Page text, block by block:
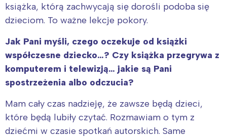
książka, którą zachwycają się dorośli podoba się
dzieciom. To ważne lekcje pokory.
Jak Pani myśli, czego oczekuje od książki
współczesne dziecko…? Czy książka przegrywa z
komputerem i telewizją… jakie są Pani
spostrzeżenia albo odczucia?
Mam cały czas nadzieję, że zawsze będą dzieci,
które będą lubiły czytać. Rozmawiam o tym z
dziećmi w czasie spotkań autorskich. Same